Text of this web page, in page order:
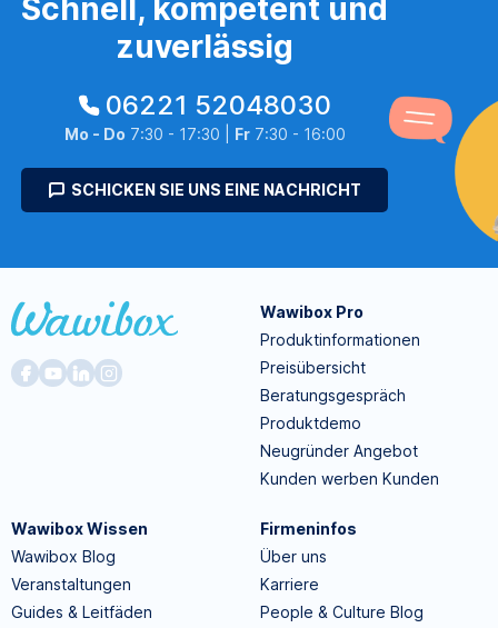
Schnell, kompetent und
zuverlässig
06221 52048030
Mo - Do 7:30 - 17:30 | Fr7:30 - 16:00
SCHICKEN SIE UNS EINE NACHRICHT
Wawibox Pro
Produktinformationen
Preisübersicht
Beratungsgespräch
Produktdemo
Neugründer Angebot
Kunden werben Kunden
Wawibox Wissen
Wawibox Blog
Veranstaltungen
Guides & Leitfäden
Firmeninfos
Über uns
Karriere
People & Culture Blog